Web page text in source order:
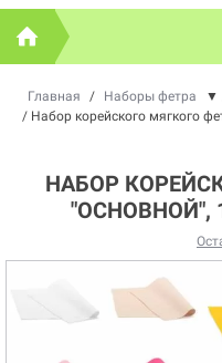
Главная / Наборы фетра ▼
/ Набор корейского мягкого
НАБОР
"ОСНОВНОЙ",